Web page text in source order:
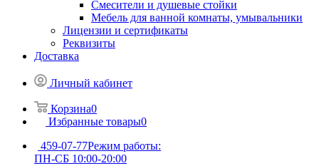
Смесители и душевые стойки
Мебель для ванной комнаты, умывальники
Лицензии и сертификаты
Реквизиты
Доставка
Личный кабинет
Корзина0
Избранные товары0
459-07-77Режим работы:
ПН-СБ 10:00-20:00